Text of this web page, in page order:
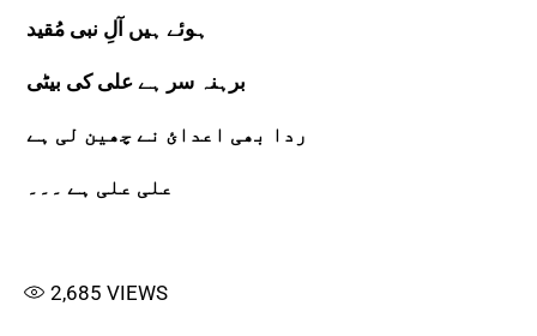
ہوئے ہیں آلِ نبی مُقید
برہنہ سر ہے علی کی بیٹی
ردا بھی اعدائ نے چھین لی ہے
علی علی ہے ۔۔۔
2,685 VIEWS